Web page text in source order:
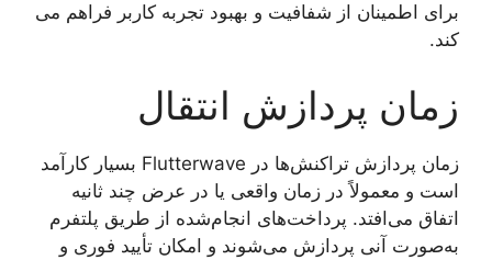
برای اطمینان از شفافیت و بهبود تجربه کاربر فراهم می
کند.
زمان پردازش انتقال
زمان پردازش تراکنش‌ها در Flutterwave بسیار کارآمد
است و معمولاً در زمان واقعی یا در عرض چند ثانیه
اتفاق می‌افتد. پرداخت‌های انجام‌شده از طریق پلتفرم
به‌صورت آنی پردازش می‌شوند و امکان تأیید فوری و